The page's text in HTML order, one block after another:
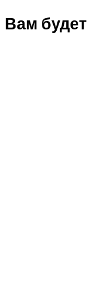
Вам